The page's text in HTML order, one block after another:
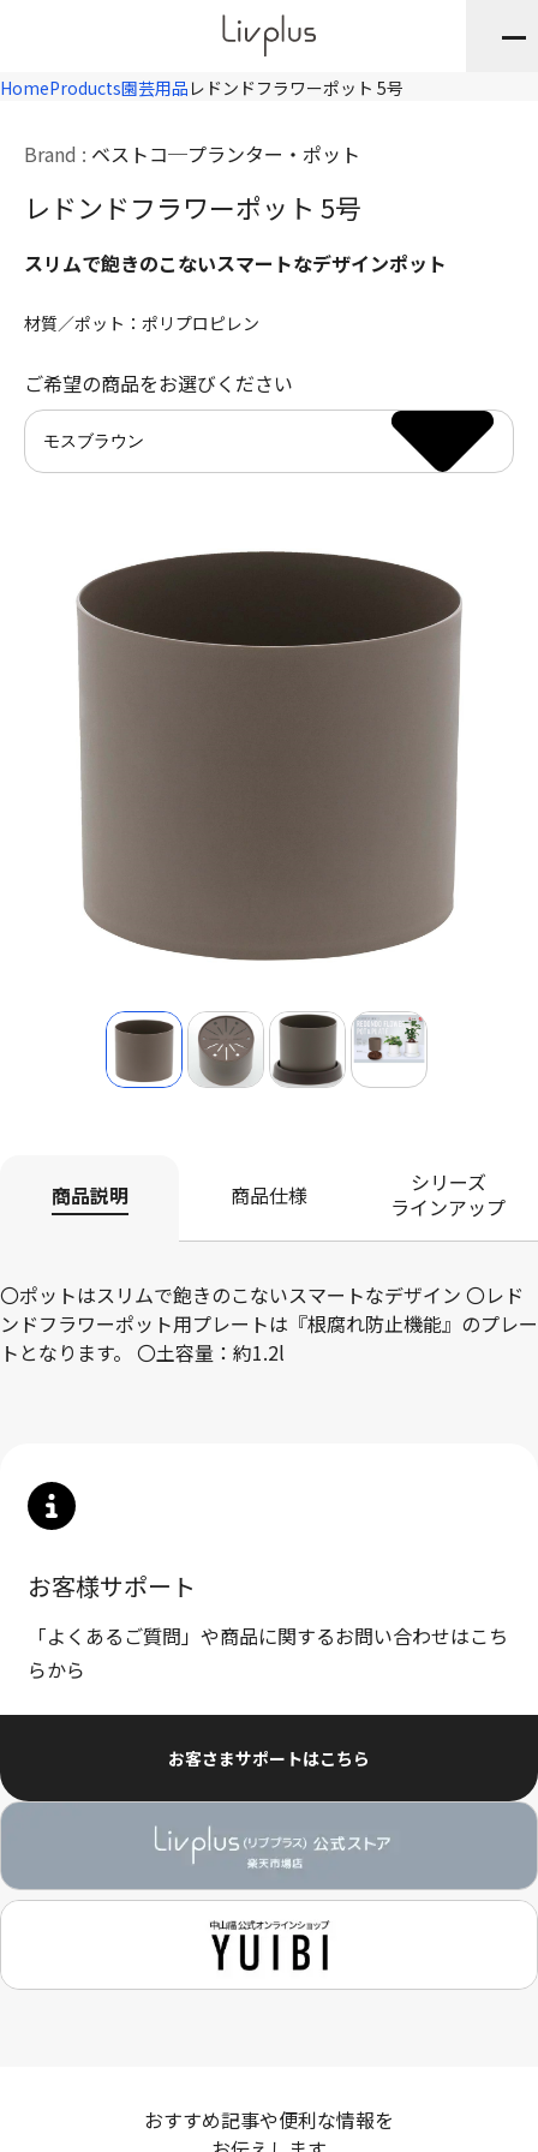
HomeProducts園芸用品 レドンドフラワーポット 5号
Brand : ベストコ プランター・ポット
レドンドフラワーポット 5号
スリムで飽きのこないスマートなデザインポット
材質／ポット：ポリプロピレン
ご希望の商品をお選びください
商品説明 商品仕様
シリーズ
ラインアップ
〇ポットはスリムで飽きのこないスマートなデザイン 〇レド
ンドフラワーポット用プレートは『根腐れ防止機能』のプレー
トとなります。 〇土容量：約1.2l
お客様サポート
「よくあるご質問」や商品に関するお問い合わせはこち
らから
お客さまサポートはこちら
おすすめ記事や便利な情報を